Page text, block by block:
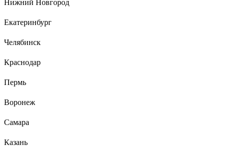
Нижний Новгород
Екатеринбург
Челябинск
Краснодар
Пермь
Воронеж
Самара
Казань